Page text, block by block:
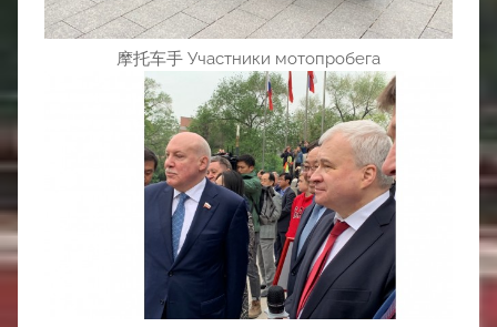
摩托车手 Участники мотопробега